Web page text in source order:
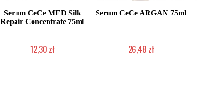
Serum CeCe MED Silk
Repair Concentrate 75ml
12,30 zł
Serum CeCe ARGAN 75ml
26,48 zł